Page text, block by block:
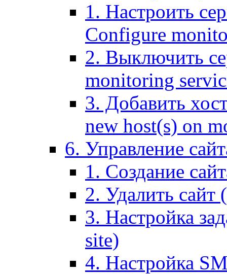
1. Настроить
Configure
2. Выключить
monitoring
3. Добавить
new host(s) on
6. Управление
1. Создание
2. Удалить сайт
3. Настройка
site)
4. Настройка